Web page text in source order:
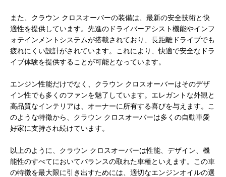
また、クラウン クロスオーバーの装備は、最新の安全技術と快
適性を提供しています。先進のドライバーアシスト機能やインフ
ォテインメントシステムが搭載されており、長距離ドライブでも
疲れにくい設計がされています。これにより、快適で安全なドラ
イブ体験を提供することが可能となっています。
エンジン性能だけでなく、クラウン クロスオーバーはそのデザ
イン性でも多くのファンを魅了しています。エレガントな外観と
高品質なインテリアは、オーナーに所有する喜びを与えます。こ
のような特徴から、クラウン クロスオーバーは多くの自動車愛
好家に支持され続けています。
以上のように、クラウン クロスオーバーは性能、デザイン、機
能性のすべてにおいてバランスの取れた車種といえます。この車
の特徴を最大限に引き出すためには、適切なエンジンオイルの選